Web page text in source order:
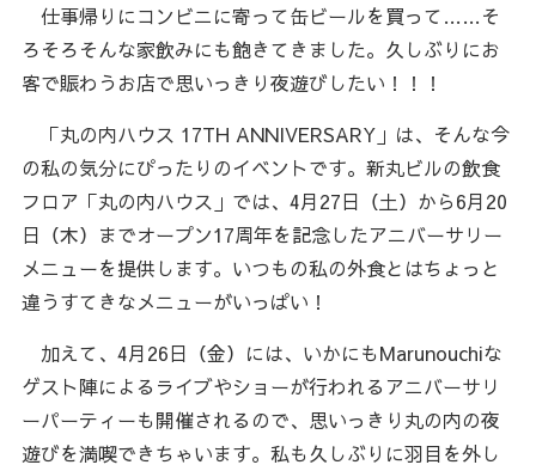
仕事帰りにコンビニに寄って缶ビールを買って……そ
ろそろそんな家飲みにも飽きてきました。久しぶりにお
客で賑わうお店で思いっきり夜遊びしたい！！！
「丸の内ハウス 17TH ANNIVERSARY」は、そんな今
の私の気分にぴったりのイベントです。新丸ビルの飲食
フロア「丸の内ハウス」では、4月27日（土）から6月20
日（木）までオープン17周年を記念したアニバーサリー
メニューを提供します。いつもの私の外食とはちょっと
違うすてきなメニューがいっぱい！
加えて、4月26日（金）には、いかにもMarunouchiな
ゲスト陣によるライブやショーが行われるアニバーサリ
ーパーティーも開催されるので、思いっきり丸の内の夜
遊びを満喫できちゃいます。私も久しぶりに羽目を外し